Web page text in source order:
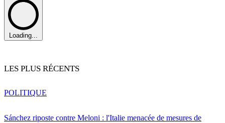
Loading...
LES PLUS RÉCENTS
Sánchez riposte contre Meloni : l'Italie menacée de mesures de
POLITIQUE